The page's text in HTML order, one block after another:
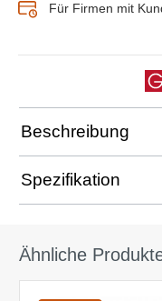
Für Firmen mit
Beschreibung
Spezifikation
Ähnliche